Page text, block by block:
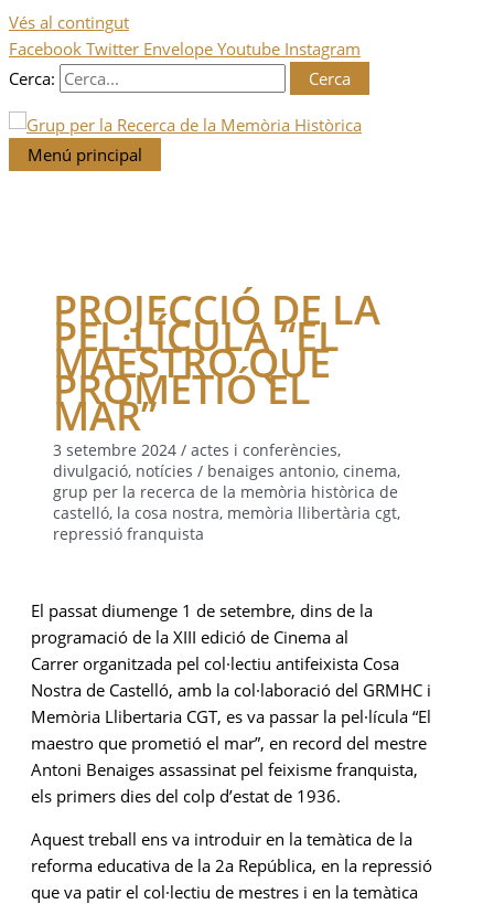
Vés al contingut
Facebook Twitter Envelope Youtube Instagram
Cerca:
Menú principal
PROJECCIÓ DE LA
PEL·LÍCULA “EL
MAESTRO QUE
PROMETIÓ EL
MAR”
3 setembre 2024 / actes i conferències,
divulgació, notícies / benaiges antonio, cinema,
grup per la recerca de la memòria històrica de
castelló, la cosa nostra, memòria llibertària cgt,
repressió franquista
El passat diumenge 1 de setembre, dins de la
programació de la XIII edició de Cinema al
Carrer organitzada pel col·lectiu antifeixista Cosa
Nostra de Castelló, amb la col·laboració del GRMHC i
Memòria Llibertaria CGT, es va passar la pel·lícula “El
maestro que prometió el mar”, en record del mestre
Antoni Benaiges assassinat pel feixisme franquista,
els primers dies del colp d’estat de 1936.
Aquest treball ens va introduir en la temàtica de la
reforma educativa de la 2a República, en la repressió
que va patir el col·lectiu de mestres i en la temàtica